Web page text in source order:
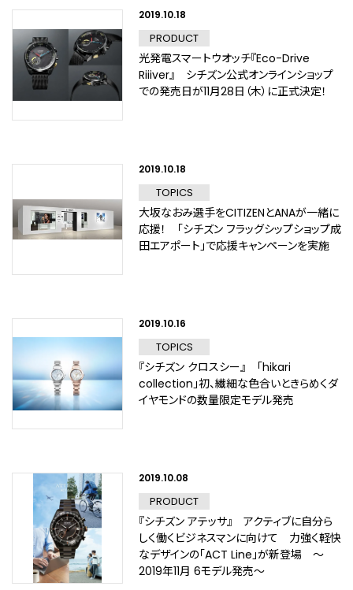
2019.10.18
PRODUCT
光発電スマートウオッチ『Eco-Drive
Riiiver』 シチズン公式オンラインショップ
での発売日が11月28日（木）に正式決定！
2019.10.18
TOPICS
大坂なおみ選手をCITIZENとANAが一緒に
応援！ 「シチズン フラッグシップショップ成
田エアポート」で応援キャンペーンを実施
2019.10.16
TOPICS
『シチズン クロスシー』 「hikari
collection」初、繊細な色合いときらめくダ
イヤモンドの数量限定モデル発売
2019.10.08
PRODUCT
『シチズン アテッサ』 アクティブに自分ら
しく働くビジネスマンに向けて 力強く軽快
なデザインの「ACT Line」が新登場 ～
2019年11月 6モデル発売～